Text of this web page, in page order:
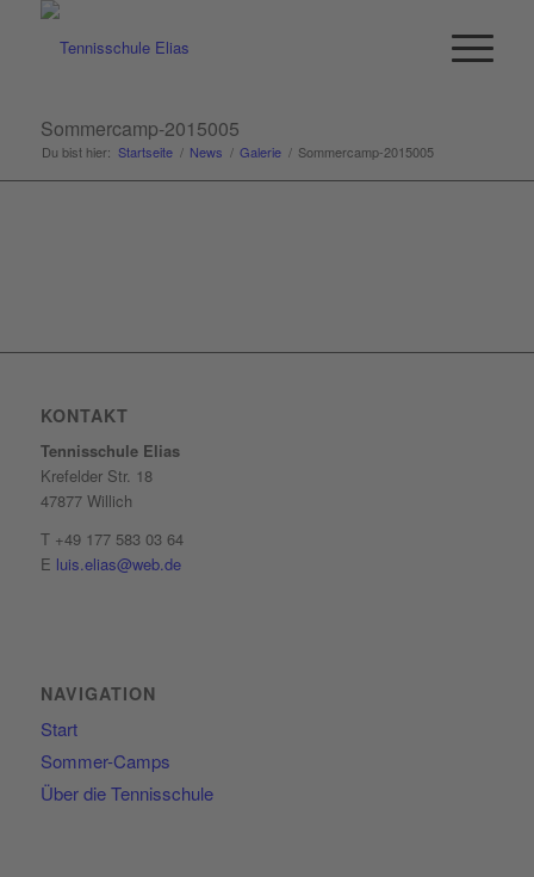
Sommercamp-2015005
Du bist hier: Startseite / News / Galerie / Sommercamp-2015005
KONTAKT
Tennisschule Elias
Krefelder Str. 18
47877 Willich
T +49 177 583 03 64
E luis.elias@web.de
NAVIGATION
Start
Sommer-Camps
Über die Tennisschule